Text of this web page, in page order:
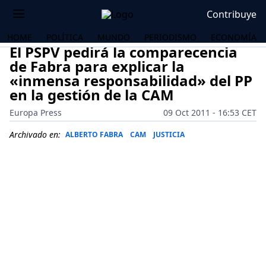
Contribuye
HOME POLÍTICA MUNDO PERIODISMO ECONOMÍA
El PSPV pedirá la comparecencia
de Fabra para explicar la
«inmensa responsabilidad» del PP
en la gestión de la CAM
Europa Press
09 Oct 2011 - 16:53 CET
Archivado en: ALBERTO FABRA CAM JUSTICIA